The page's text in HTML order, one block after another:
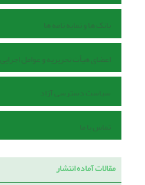
بانک ها و نمایه نامه ها
اعضای هیأت تحریریه و عوامل اجرایی
سیاست دسترسی آزاد
تماس با ما
مقالات آماده انتشار